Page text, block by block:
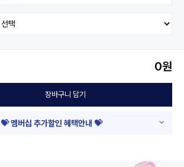
0원
장바구니 담기
💝 멤버십 추가할인 혜택안내 💝